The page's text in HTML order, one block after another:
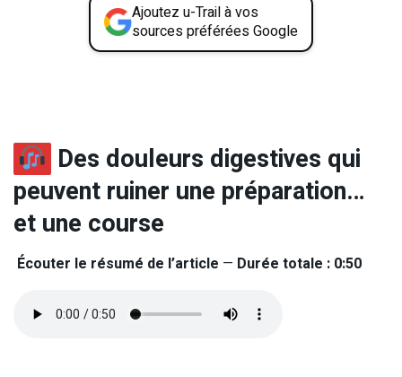
Ajoutez u-Trail à vos
sources préférées Google
Des douleurs digestives qui
peuvent ruiner une préparation…
et une course
Écouter le résumé de l’article — Durée totale : 0:50